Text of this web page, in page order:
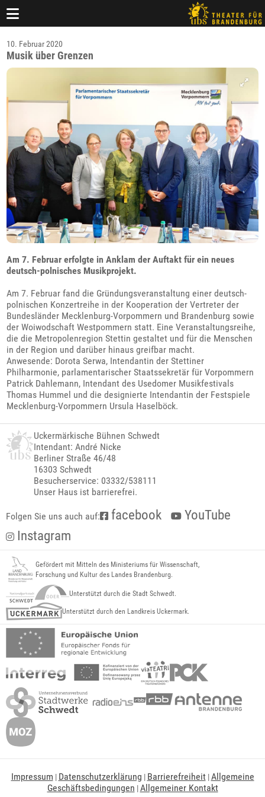
10. Februar 2020
Musik über Grenzen
Am 7. Februar erfolgte in Anklam der Auftakt für ein neues
deutsch-polnisches Musikprojekt.
Am 7. Februar fand die Gründungsveranstaltung einer deutsch-
polnischen Konzertreihe in der Kooperation der Vertreter der
Bundesländer Mecklenburg-Vorpommern und Brandenburg sowie
der Woiwodschaft Westpommern statt. Eine Veranstaltungsreihe,
die die Metropolenregion Stettin gestaltet und für die Menschen
in der Region und darüber hinaus greifbar macht.
Anwesende: Dorota Serwa, Intendantin der Stettiner
Philharmonie, parlamentarischer Staatssekretär für Vorpommern
Patrick Dahlemann, Intendant des Usedomer Musikfestivals
Thomas Hummel und die designierte Intendantin der Festspiele
Mecklenburg-Vorpommern Ursula Haselböck.
Uckermärkische Bühnen Schwedt
Intendant: André Nicke
Berliner Straße 46/48
16303 Schwedt
Besucherservice: 03332/538111
Unser Haus ist barrierefrei.
Folgen Sie uns auch auf: facebook
YouTube
Instagram
Gefördert mit Mitteln des Ministeriums für Wissenschaft,
Forschung und Kultur des Landes Brandenburg.
Unterstützt durch die Stadt Schwedt.
Unterstützt durch den Landkreis Uckermark.
Impressum | Datenschutzerklärung | Barrierefreiheit|Allgemeine
Geschäftsbedingungen |Allgemeiner Kontakt